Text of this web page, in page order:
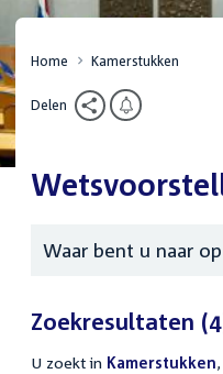
Home Kamerstukken
Delen
Zoeken
Zoekresultaten
U zoekt in actieve
Kamerstukken,